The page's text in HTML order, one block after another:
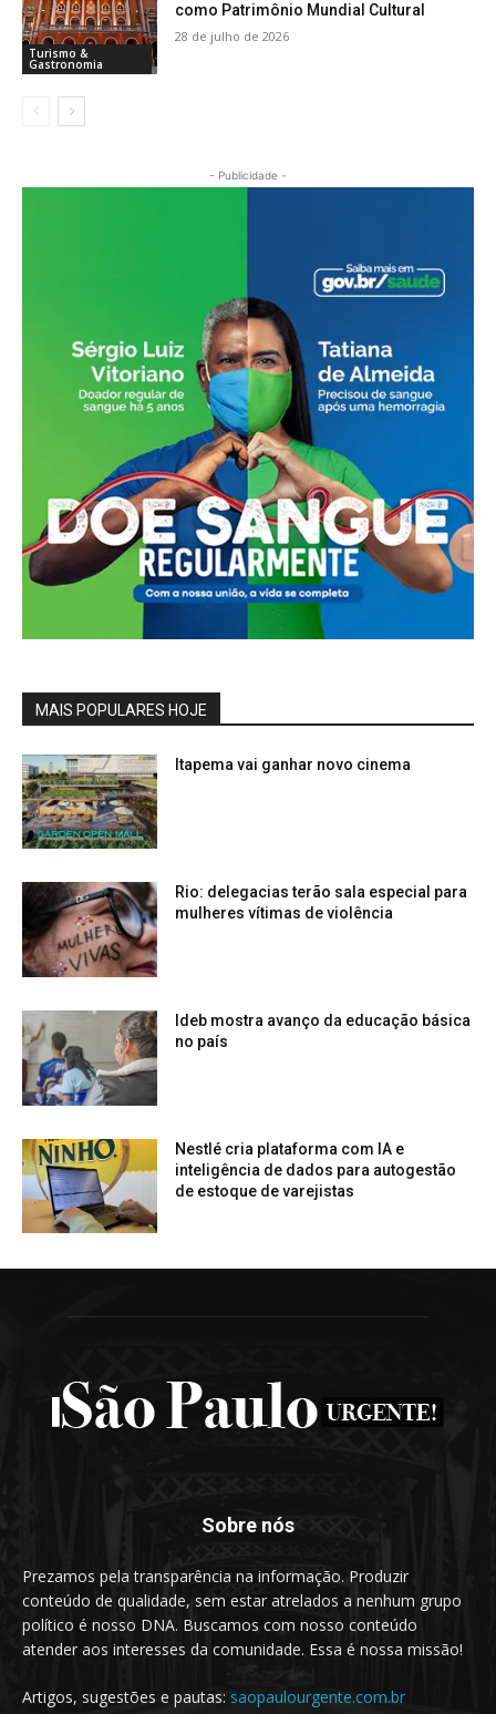
Turismo &
Gastronomia
como Patrimônio Mundial Cultural
28 de julho de 2026
- Publicidade -
MAIS POPULARES HOJE
Itapema vai ganhar novo cinema
Rio: delegacias terão sala especial para
mulheres vítimas de violência
Ideb mostra avanço da educação básica
no país
Nestlé cria plataforma com IA e
inteligência de dados para autogestão
de estoque de varejistas
Sobre nós
Prezamos pela transparência na informação. Produzir
conteúdo de qualidade, sem estar atrelados a nenhum grupo
político é nosso DNA. Buscamos com nosso conteúdo
atender aos interesses da comunidade. Essa é nossa missão!
Artigos, sugestões e pautas: saopaulourgente.com.br